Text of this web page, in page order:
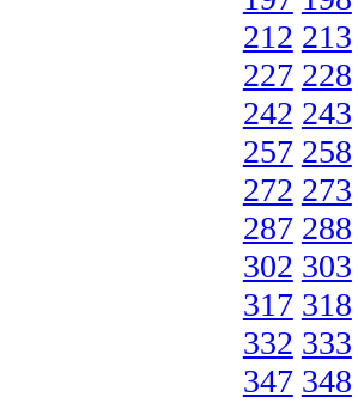
212 213
227 228
242 243
257 258
272 273
287 288
302 303
317 318
332 333
347 348